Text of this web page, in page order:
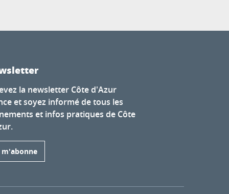
la newsletter Côte d'Azur
et soyez informé de tous les
et infos pratiques de Côte
m'abonne